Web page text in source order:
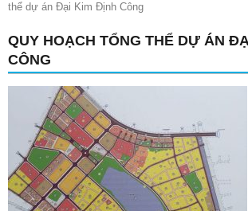
thể dự án Đại Kim Định Công
QUY HOẠCH TỔNG THỂ DỰ ÁN
CÔNG